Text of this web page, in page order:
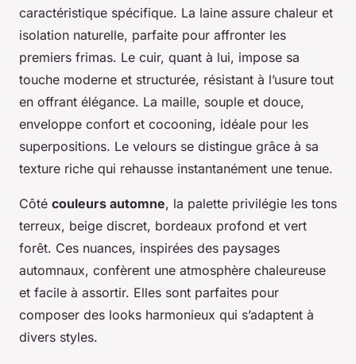
caractéristique spécifique. La laine assure chaleur et
isolation naturelle, parfaite pour affronter les
premiers frimas. Le cuir, quant à lui, impose sa
touche moderne et structurée, résistant à l’usure tout
en offrant élégance. La maille, souple et douce,
enveloppe confort et cocooning, idéale pour les
superpositions. Le velours se distingue grâce à sa
texture riche qui rehausse instantanément une tenue.
Côté couleurs automne, la palette privilégie les tons
terreux, beige discret, bordeaux profond et vert
forêt. Ces nuances, inspirées des paysages
automnaux, confèrent une atmosphère chaleureuse
et facile à assortir. Elles sont parfaites pour
composer des looks harmonieux qui s’adaptent à
divers styles.